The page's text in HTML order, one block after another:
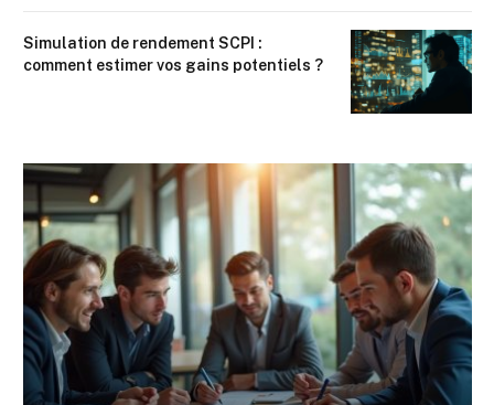
Simulation de rendement SCPI :
comment estimer vos gains potentiels ?